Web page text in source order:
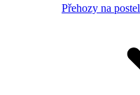
Přehozy na postel